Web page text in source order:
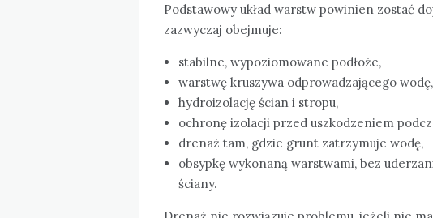
Podstawowy układ warstw powinien zostać
zazwyczaj obejmuje:
stabilne, wypoziomowane podłoże,
warstwę kruszywa odprowadzającego wodę,
hydroizolację ścian i stropu,
ochronę izolacji przed uszkodzeniem
drenaż tam, gdzie grunt zatrzymuje wodę,
obsypkę wykonaną warstwami, bez
ściany.